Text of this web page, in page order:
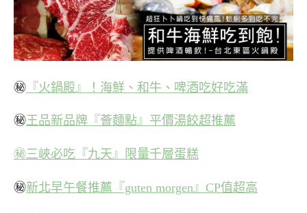
㊙ 『火鍋殿』！海鮮、和牛、啤酒吃好吃滿
㊙王品新品牌『薈麵點』平價湯餃超推薦
㊙三峽必吃『九天』限量千層蛋糕
㊙新北早午餐推薦『guten morgen』CP值超高